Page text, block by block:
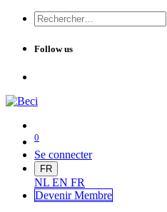
Follow us
0
Se connecter
FR
NL EN FR
Devenir Membre